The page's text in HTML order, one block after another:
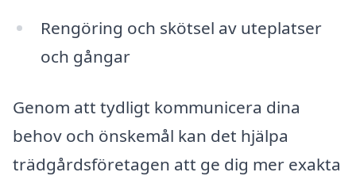
Rengöring och skötsel av uteplatser
och gångar
Genom att tydligt kommunicera dina
behov och önskemål kan det hjälpa
trädgårdsföretagen att ge dig mer exakta